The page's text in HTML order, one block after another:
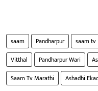
saam Pandharpur saam tv
Vitthal
Pandharpur Wari
Saam Tv Marathi
Ashadhi